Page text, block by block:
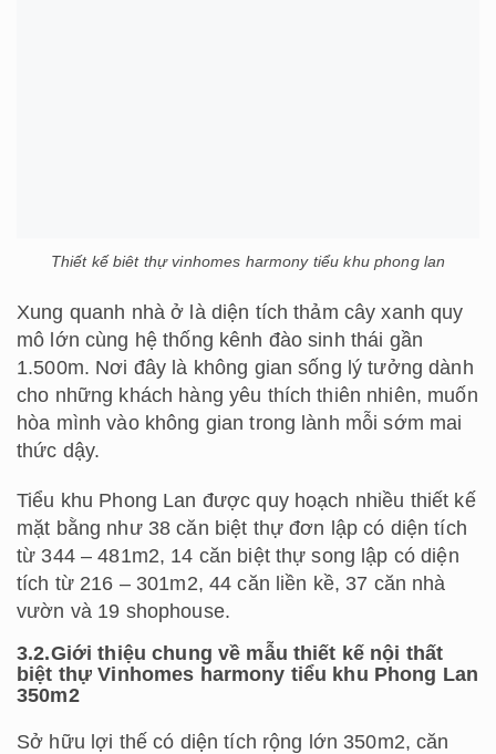
Thiết kế biêt thự vinhomes harmony tiểu khu phong lan
Xung quanh nhà ở là diện tích thảm cây xanh quy
mô lớn cùng hệ thống kênh đào sinh thái gần
1.500m. Nơi đây là không gian sống lý tưởng dành
cho những khách hàng yêu thích thiên nhiên, muốn
hòa mình vào không gian trong lành mỗi sớm mai
thức dậy.
Tiểu khu Phong Lan được quy hoạch nhiều thiết kế
mặt bằng như 38 căn biệt thự đơn lập có diện tích
từ 344 – 481m2, 14 căn biệt thự song lập có diện
tích từ 216 – 301m2, 44 căn liền kề, 37 căn nhà
vườn và 19 shophouse.
3.2.Giới thiệu chung về mẫu thiết kế nội thất
biệt thự Vinhomes harmony tiểu khu Phong Lan
350m2
Sở hữu lợi thế có diện tích rộng lớn 350m2, căn